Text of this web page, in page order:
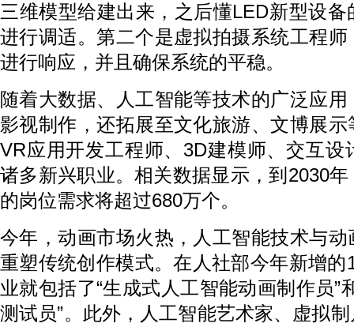
三维模型给建出来，之后懂LED新型设
进行调适。第二个是虚拟拍摄系统工程
进行响应，并且确保系统的平稳。
随着大数据、人工智能等技术的广泛应
影视制作，还拓展至文化旅游、文博展
VR应用开发工程师、3D建模师、交互设
诸多新兴职业。相关数据显示，到2030
的岗位需求将超过680万个。
今年，动画市场火热，人工智能技术与
重塑传统创作模式。在人社部今年新增
业就包括了“生成式人工智能动画制作员”
测试员”。此外，人工智能艺术家、虚拟